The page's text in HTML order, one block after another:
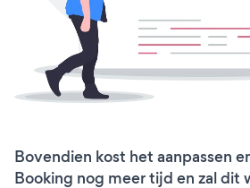
Bovendien kost het aanpassen
Booking nog meer tijd en zal dit